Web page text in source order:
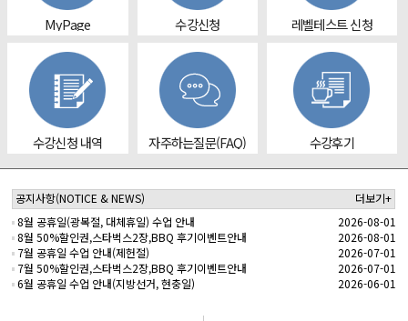
MyPage 수강신청 레벨테스트 신청
수강신청 내역 자주하는질문(FAQ) 수강후기
공지사항(NOTICE & NEWS)
더보기+
8월 공휴일(광복절, 대체휴일) 수업 안내
2026-08-01
8월 50%할인권,스타벅스2장,BBQ 후기이벤트안내
2026-08-01
7월 공휴일 수업 안내(제헌절)
2026-07-01
7월 50%할인권,스타벅스2장,BBQ 후기이벤트안내
2026-07-01
6월 공휴일 수업 안내(지방선거, 현충일)
2026-06-01